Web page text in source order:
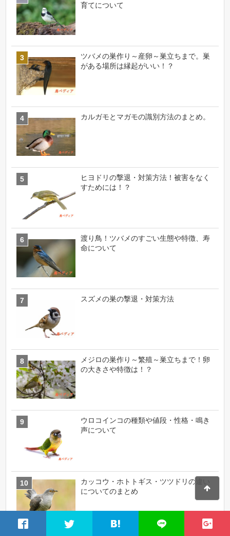
育てについて
ツバメの巣作り～産卵～巣立ちまで。巣
がある場所は縁起がいい！？
カルガモとマガモの識別方法のまとめ。
ヒヨドリの撃退・対策方法！被害をなく
すためには！？
渡り鳥！ツバメのすごい生態や特徴、寿
命について
スズメの巣の撃退・対策方法
メジロの巣作り～繁殖～巣立ちまで！卵
の大きさや特徴は！？
ウロコインコの種類や値段・性格・鳴き
声について
カッコウ・ホトトギス・ツツドリの違い
についてのまとめ